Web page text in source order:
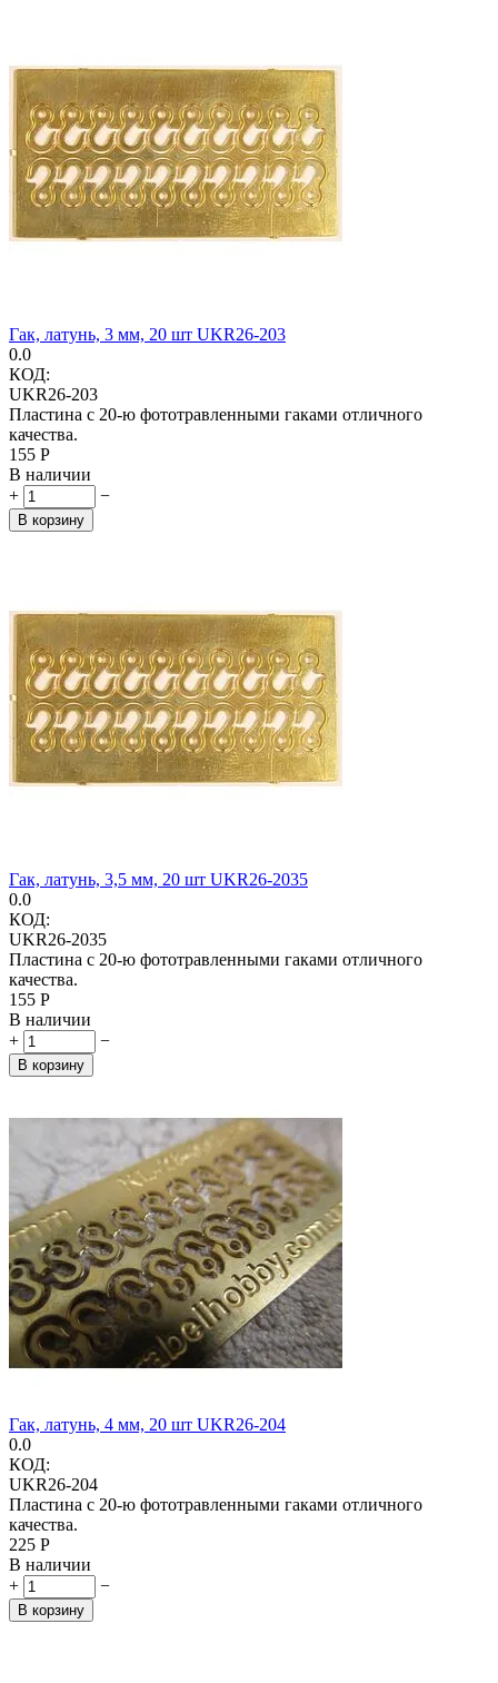
Гак, латунь, 3 мм, 20 шт UKR26-203
0.0
КОД:
UKR26-203
Пластина с 20-ю фототравленными гаками отличного
качества.
‍155‍ Р
В наличии
+
−
В корзину
Гак, латунь, 3,5 мм, 20 шт UKR26-2035
0.0
КОД:
UKR26-2035
Пластина с 20-ю фототравленными гаками отличного
качества.
‍155‍ Р
В наличии
+
−
В корзину
Гак, латунь, 4 мм, 20 шт UKR26-204
0.0
КОД:
UKR26-204
Пластина с 20-ю фототравленными гаками отличного
качества.
‍225‍ Р
В наличии
+
−
В корзину